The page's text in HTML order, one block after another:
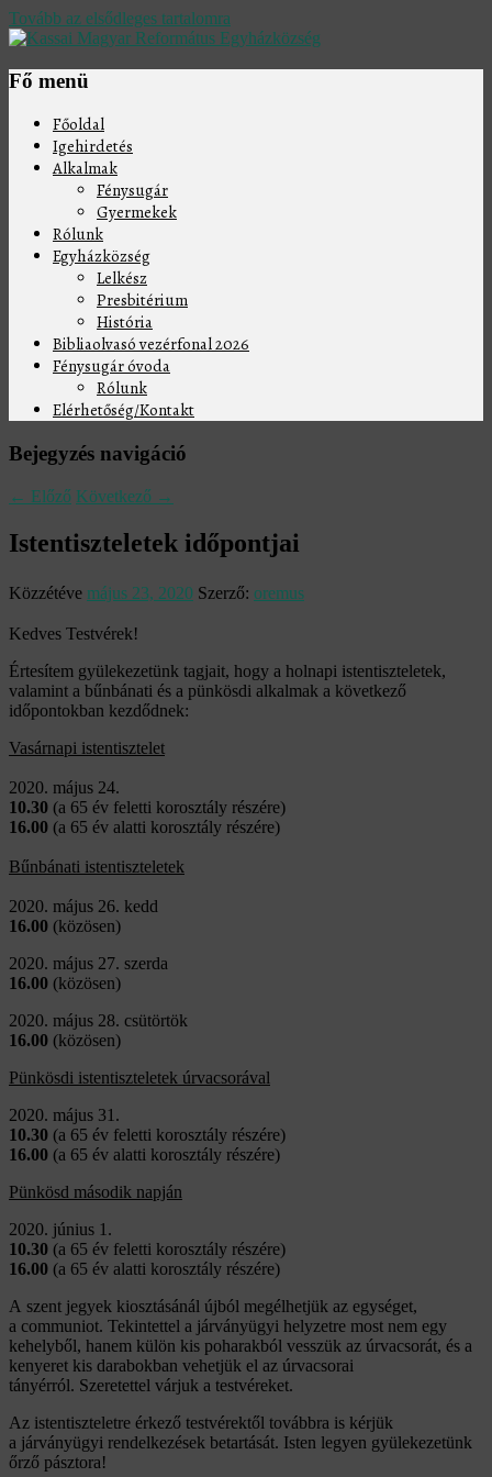
Tovább az elsődleges tartalomra
Kassai Magyar Református
Egyházközség
Fő menü
Főoldal
Igehirdetés
Alkalmak
Fénysugár
Gyermekek
Rólunk
Egyházközség
Lelkész
Presbitérium
História
Bibliaolvasó vezérfonal 2026
Fénysugár óvoda
Rólunk
Elérhetőség/Kontakt
Bejegyzés navigáció
← Előző Következő →
Istentiszteletek időpontjai
Közzétéve május 23, 2020 Szerző: oremus
Kedves Testvérek!
Értesítem gyülekezetünk tagjait, hogy a holnapi istentiszteletek,
valamint a bűnbánati és a pünkösdi alkalmak a következő
időpontokban kezdődnek:
Vasárnapi istentisztelet
2020. május 24.
10.30 (a 65 év feletti korosztály részére)
16.00 (a 65 év alatti korosztály részére)
Bűnbánati istentiszteletek
2020. május 26. kedd
16.00 (közösen)
2020. május 27. szerda
16.00 (közösen)
2020. május 28. csütörtök
16.00 (közösen)
Pünkösdi istentiszteletek úrvacsorával
2020. május 31.
10.30 (a 65 év feletti korosztály részére)
16.00 (a 65 év alatti korosztály részére)
Pünkösd második napján
2020. június 1.
10.30 (a 65 év feletti korosztály részére)
16.00 (a 65 év alatti korosztály részére)
A szent jegyek kiosztásánál újból megélhetjük az egységet,
a communiot. Tekintettel a járványügyi helyzetre most nem egy
kehelyből, hanem külön kis poharakból vesszük az úrvacsorát, és a
kenyeret kis darabokban vehetjük el az úrvacsorai
tányérról. Szeretettel várjuk a testvéreket.
Az istentiszteletre érkező testvérektől továbbra is kérjük
a járványügyi rendelkezések betartását. Isten legyen gyülekezetünk
őrző pásztora!